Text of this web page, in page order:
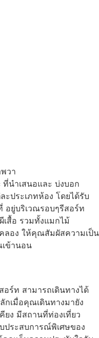
พระจันทร์
วา
นำเสนอและ บ่งบอก
ประเภทห้อง โดยได้รับ
อยู่บริเวณรอบๆรีสอร์ท
สื้อ รวมทั้งแมกไม้
ลอง ให้คุณสัมผัสความเป็น
ข้านอน
อร์ท สามารถเดินทางได้
กเมื่อคุณเดินทางมายัง
ยง มีสถานที่ท่องเที่ยว
ประสบการณ์พิเศษของ
ท